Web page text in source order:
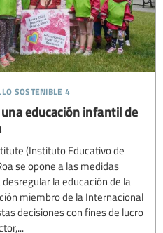
sostenible 4
educación infantil de
(Instituto Educativo de
se opone a las medidas
la educación de la
miembro de la Internacional
decisiones con fines de lucro